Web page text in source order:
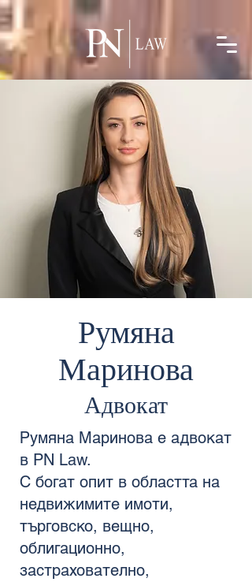
linkedin-site-verification=5e6b9f24-acec-42ff-986e-a269ff762c31
Румяна
Маринова
Адвокат
Румяна Маринова е адвокат
в PN Law.
С богат опит в областта на
недвижимите имоти,
търговско, вещно,
облигационно,
застрахователно,